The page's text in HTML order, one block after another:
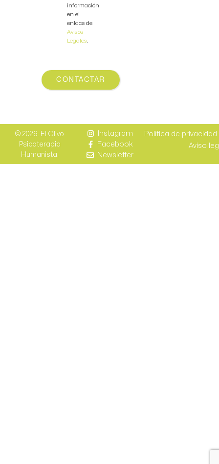
información
en el
enlace de
Avisos
Legales
CONTACTAR
© 2026. El Olivo
Psicoterapia
Humanista.
Instagram
Facebook
Newsletter
Política de privacidad
Aviso